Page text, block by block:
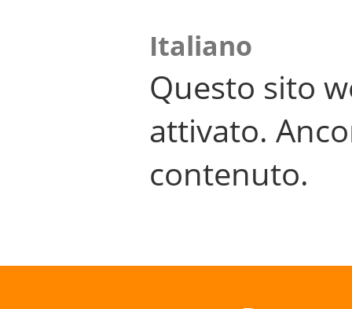
Italiano
Questo sito
attivato.
contenuto.